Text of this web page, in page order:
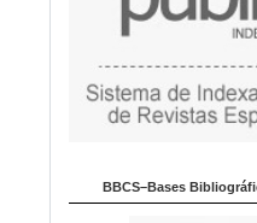
BBCS–Bases